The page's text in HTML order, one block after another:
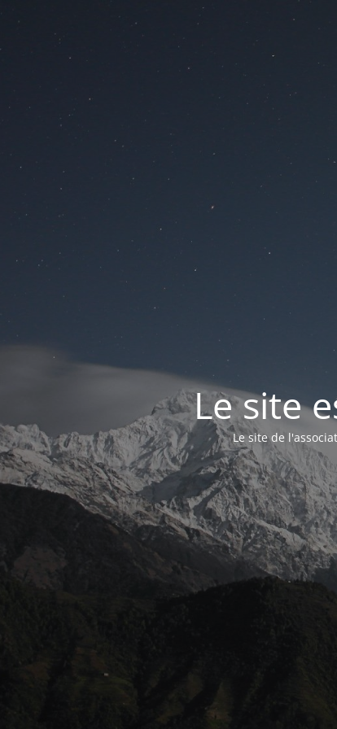
Le site
Le site de